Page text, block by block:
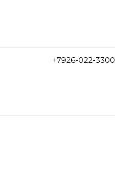
+7926-022-3300